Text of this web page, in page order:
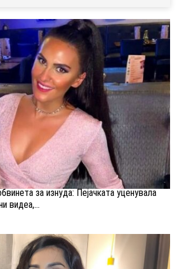
за изнуда: Пејачката уценувала
видеа,...